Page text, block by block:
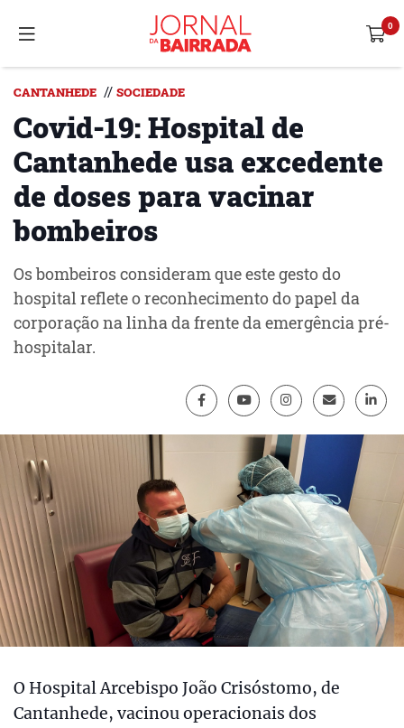
CANTANHEDE // SOCIEDADE
Covid-19: Hospital de
Cantanhede usa excedente
de doses para vacinar
bombeiros
Os bombeiros consideram que este gesto do
hospital reflete o reconhecimento do papel da
corporação na linha da frente da emergência pré-
hospitalar.
O Hospital Arcebispo João Crisóstomo, de
Cantanhede, vacinou operacionais dos